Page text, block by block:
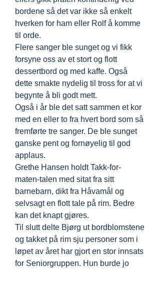
bordene så det var ikke så enkelt
hverken for ham eller Rolf å komme
til orde.
Flere sanger ble sunget og vi fikk
forsyne oss av et stort og flott
dessertbord og med kaffe. Også
dette smakte nydelig til tross for at vi
begynte å bli godt mett.
Også i år ble det satt sammen et kor
med en eller to fra hvert bord som så
fremførte tre sanger. De ble sunget
ganske pent og fornøyelig til god
applaus.
Grethe Hansen holdt Takk-for-
maten-talen med sitat fra sitt
barnebarn, dikt fra Håvamål og
selvsagt en flott tale på rim. Bedre
kan det knapt gjøres.
Til slutt delte Bjørg ut bordblomstene
og takket på rim sju personer som i
løpet av året har gjort en stor innsats
for Seniorgruppen. Hun burde jo